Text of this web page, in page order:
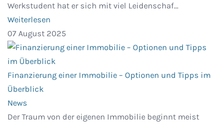
Werkstudent hat er sich mit viel Leidenschaf...
Weiterlesen
07 August 2025
Finanzierung einer Immobilie – Optionen und Tipps im
Überblick
News
Der Traum von der eigenen Immobilie beginnt meist